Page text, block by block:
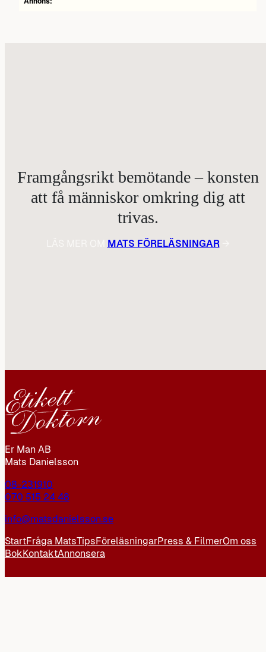
Framgångsrikt bemötande – konsten
att få människor omkring dig att
trivas.
MATS FÖRELÄSNINGAR→
Er Man AB
Mats Danielsson
08-231910
070 515 24 48
info@matsdanielsson.se
StartFråga MatsTipsFöreläsningarPress & FilmerOm oss
BokKontaktAnnonsera